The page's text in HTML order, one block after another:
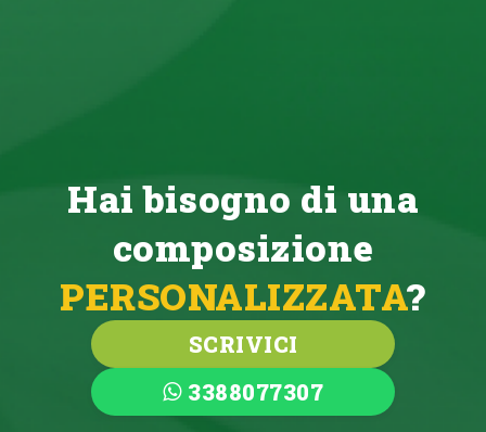
Hai bisogno di una
composizione
PERSONALIZZATA?
SCRIVICI
3388077307